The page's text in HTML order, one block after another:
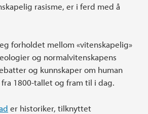
rasisme, er i ferd med å
forholdet mellom «vitenskapelig»
og normalvitenskapens
og kunnskaper om human
1800-tallet og fram til i dag.
er historiker, tilknyttet